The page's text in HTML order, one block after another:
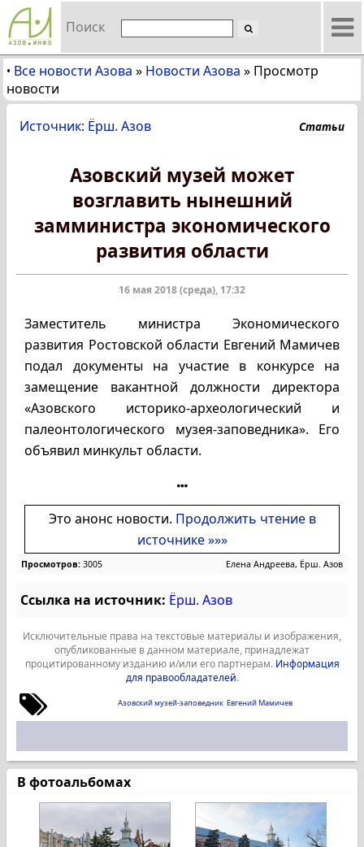
Поиск
• Все новости Азова » Новости Азова » Просмотр
новости
Источник: Ёрш. Азов Статьи
Азовский музей может
возглавить нынешний
замминистра экономического
развития области
16 мая 2018 (среда), 17:32
Заместитель министра Экономического
развития Ростовской области Евгений Мамичев
подал документы на участие в конкурсе на
замещение вакантной должности директора
«Азовского историко-археологический и
палеонтологического музея-заповедника». Его
объявил минкульт области.
Это анонс новости. Продолжить чтение в
источнике »»»
Просмотров: 3005 Елена Андреева, Ёрш. Азов
Ссылка на источник: Ёрш. Азов
Исключительные права на текстовые материалы и изображения,
опубликованные в данном материале, принадлежат
процитированному изданию и/или его партнерам. Информация
для правообладателей.
Азовский музей-заповедник Евгений Мамичев
В фотоальбомах